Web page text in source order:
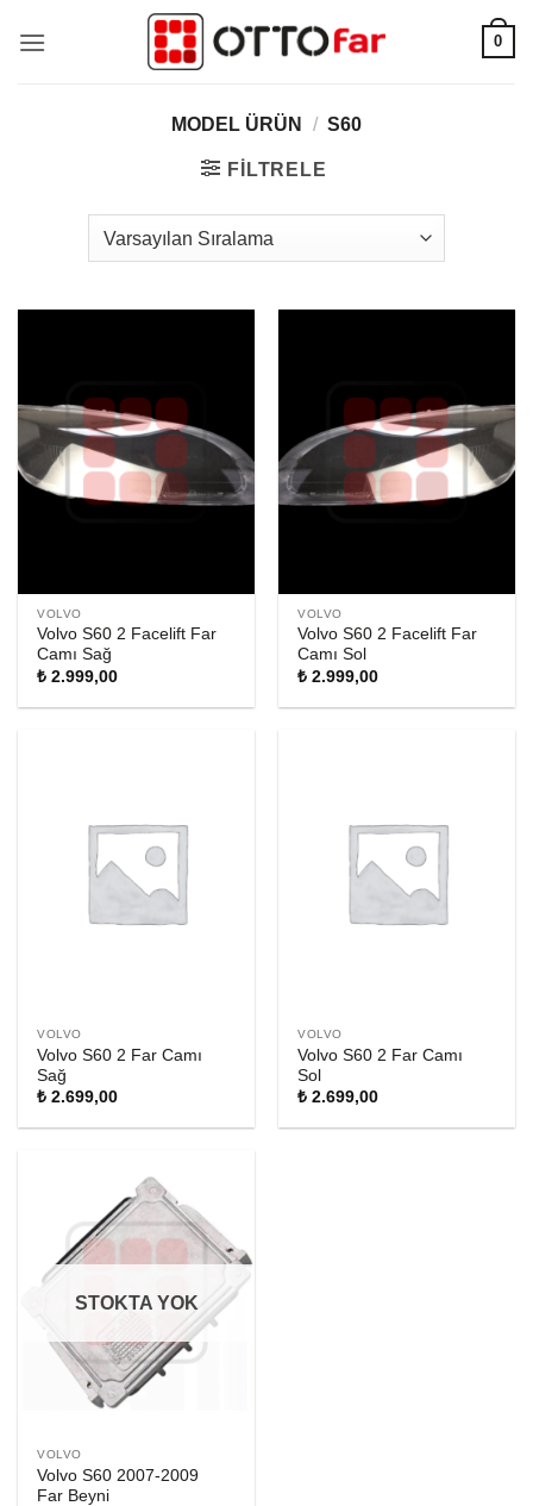
atla
0
MODEL ÜRÜN / S60
FILTRELE
VOLVO
Volvo S60 2 Facelift Far
Camı Sağ
₺ 2.999,00
VOLVO
Volvo S60 2 Facelift Far
Camı Sol
₺ 2.999,00
VOLVO
Volvo S60 2 Far Camı
Sağ
₺ 2.699,00
VOLVO
Volvo S60 2 Far Camı
Sol
₺ 2.699,00
STOKTA YOK
VOLVO
Volvo S60 2007-2009
Far Beyni